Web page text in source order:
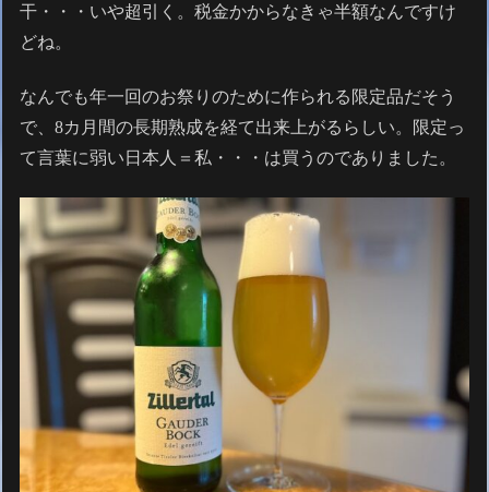
干・・・いや超引く。税金かからなきゃ半額なんですけ
どね。
なんでも年一回のお祭りのために作られる限定品だそう
で、8カ月間の長期熟成を経て出来上がるらしい。限定っ
て言葉に弱い日本人＝私・・・は買うのでありました。